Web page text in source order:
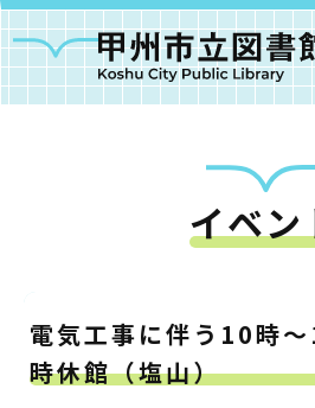
イベン
電気工事に伴う10時
時休館（塩山）
甲州市図書館に
塩山図書館
大和図書館
甘草屋敷子ども図書館